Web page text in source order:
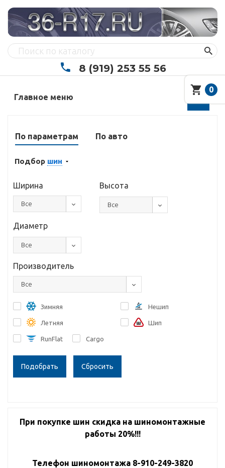
8 (919) 253 55 56
Главное меню
По параметрам По авто
Подбор шин
Ширина
Все
Высота
Все
Диаметр
Все
Производитель
Все
Зимняя
Летняя
RunFlat Cargo
Нешип
Шип
Сбросить
При покупке шин скидка на шиномонтажные
работы 20%!!!
Телефон шиномонтажа 8-910-249-3820
0